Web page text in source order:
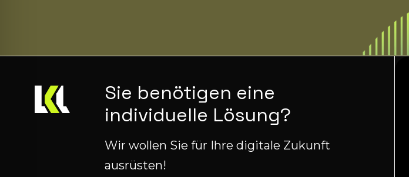
Sie benötigen eine
individuelle Lösung?
Wir wollen Sie für Ihre digitale Zukunft
ausrüsten!